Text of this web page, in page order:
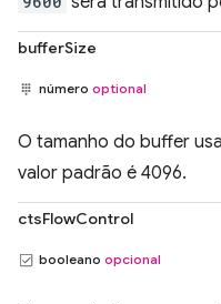
bufferSize
número optional
O tamanho do buffer
valor padrão é 4096.
ctsFlowControl
booleano opcional